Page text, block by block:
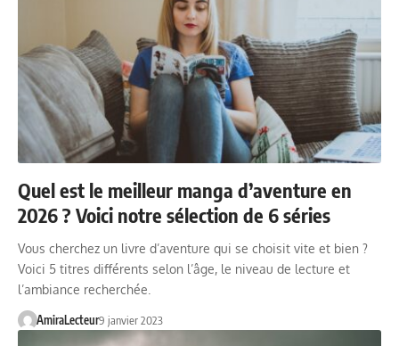
Quel est le meilleur manga d’aventure en
2026 ? Voici notre sélection de 6 séries
Vous cherchez un livre d’aventure qui se choisit vite et bien ?
Voici 5 titres différents selon l’âge, le niveau de lecture et
l’ambiance recherchée.
AmiraLecteur9 janvier 2023